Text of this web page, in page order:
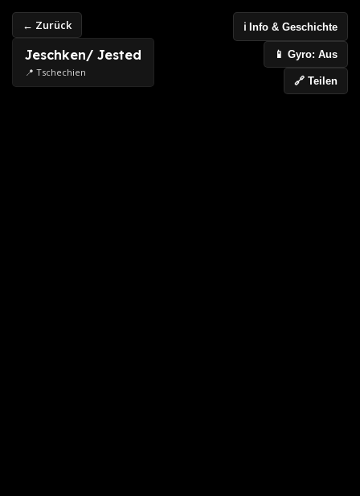
← Zurück
Jeschken/ Jested
📍 Tschechien
ℹ️ Info & Geschichte
📱 Gyro: Aus
🔗 Teilen